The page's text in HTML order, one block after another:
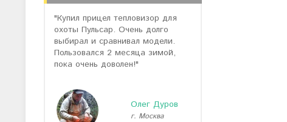
"Купил прицел тепловизор для
охоты Пульсар. Очень долго
выбирал и сравнивал модели.
Пользовался 2 месяца зимой,
пока очень доволен!"
Олег Дуров
г. Москва